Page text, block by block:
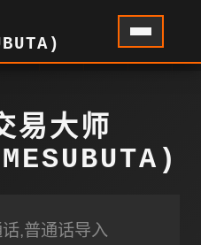
易大师
,普通话导入